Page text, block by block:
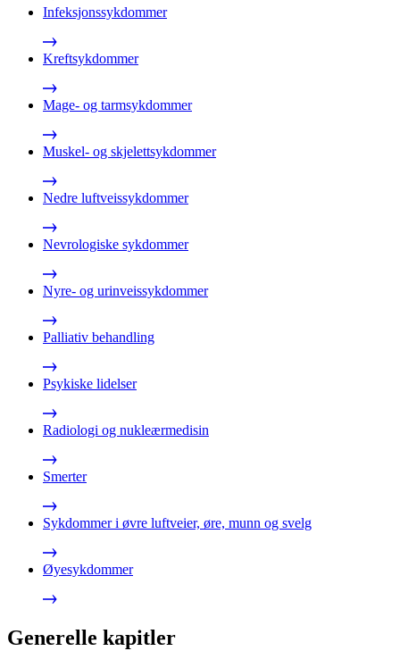
Infeksjonssykdommer
Kreftsykdommer
Mage- og tarmsykdommer
Muskel- og skjelettsykdommer
Nedre luftveissykdommer
Nevrologiske sykdommer
Nyre- og urinveissykdommer
Palliativ behandling
Psykiske lidelser
Radiologi og nukleærmedisin
Smerter
Sykdommer i øvre luftveier, øre, munn og svelg
Øyesykdommer
Generelle kapitler